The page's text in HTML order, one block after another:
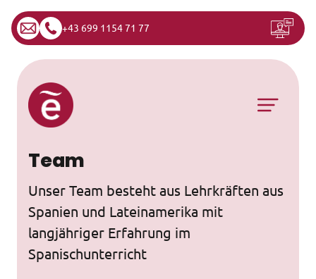
+43 699 1154 71 77
Zum Inhalt springen
Hauptnavigation
Team
Unser Team besteht aus Lehrkräften aus
Spanien und Lateinamerika mit
langjähriger Erfahrung im
Spanischunterricht